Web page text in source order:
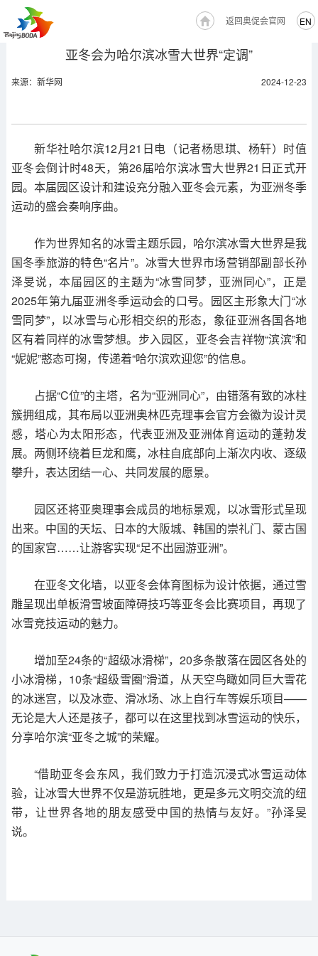
EN
返回奥促会官网
亚冬会为哈尔滨冰雪大世界“定调”
来源：新华网 2024-12-23
新华社哈尔滨12月21日电（记者杨思琪、杨轩）时值
亚冬会倒计时48天，第26届哈尔滨冰雪大世界21日正式开
园。本届园区设计和建设充分融入亚冬会元素，为亚洲冬季
运动的盛会奏响序曲。
作为世界知名的冰雪主题乐园，哈尔滨冰雪大世界是我
国冬季旅游的特色“名片”。冰雪大世界市场营销部副部长孙
泽旻说，本届园区的主题为“冰雪同梦，亚洲同心”，正是
2025年第九届亚洲冬季运动会的口号。园区主形象大门“冰
雪同梦”，以冰雪与心形相交织的形态，象征亚洲各国各地
区有着同样的冰雪梦想。步入园区，亚冬会吉祥物“滨滨”和
“妮妮”憨态可掬，传递着“哈尔滨欢迎您”的信息。
占据“C位”的主塔，名为“亚洲同心”，由错落有致的冰柱
簇拥组成，其布局以亚洲奥林匹克理事会官方会徽为设计灵
感，塔心为太阳形态，代表亚洲及亚洲体育运动的蓬勃发
展。两侧环绕着巨龙和鹰，冰柱自底部向上渐次内收、逐级
攀升，表达团结一心、共同发展的愿景。
园区还将亚奥理事会成员的地标景观，以冰雪形式呈现
出来。中国的天坛、日本的大阪城、韩国的崇礼门、蒙古国
的国家宫……让游客实现“足不出园游亚洲”。
在亚冬文化墙，以亚冬会体育图标为设计依据，通过雪
雕呈现出单板滑雪坡面障碍技巧等亚冬会比赛项目，再现了
冰雪竞技运动的魅力。
增加至24条的“超级冰滑梯”，20多条散落在园区各处的
小冰滑梯，10条“超级雪圈”滑道，从天空鸟瞰如同巨大雪花
的冰迷宫，以及冰壶、滑冰场、冰上自行车等娱乐项目——
无论是大人还是孩子，都可以在这里找到冰雪运动的快乐，
分享哈尔滨“亚冬之城”的荣耀。
“借助亚冬会东风，我们致力于打造沉浸式冰雪运动体
验，让冰雪大世界不仅是游玩胜地，更是多元文明交流的纽
带，让世界各地的朋友感受中国的热情与友好。”孙泽旻
说。